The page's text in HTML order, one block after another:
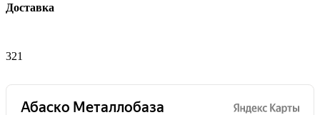
Доставка
321